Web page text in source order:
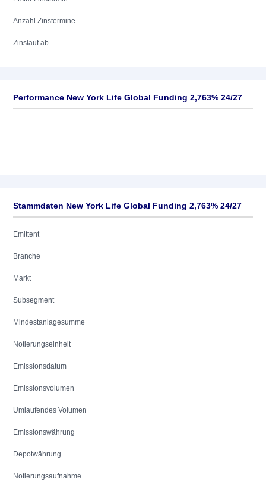
Anzahl Zinstermine
Zinslauf ab
Performance New York Life Global Funding 2,763% 24/27
Stammdaten New York Life Global Funding 2,763% 24/27
Emittent
Branche
Markt
Subsegment
Mindestanlagesumme
Notierungseinheit
Emissionsdatum
Emissionsvolumen
Umlaufendes Volumen
Emissionswährung
Depotwährung
Notierungsaufnahme